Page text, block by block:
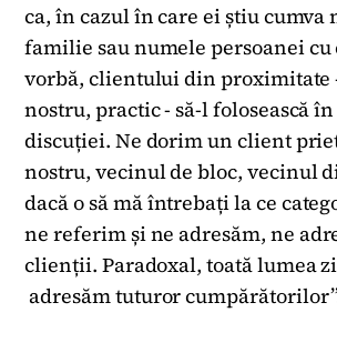
ca, în cazul în care ei știu cumva
familie sau numele persoanei cu
vorbă, clientului din proximitate
nostru, practic - să-l folosească
discuției. Ne dorim un client
nostru, vecinul de bloc, vecinul
dacă o să mă întrebați la ce
ne referim și ne adresăm, ne
clienții. Paradoxal, toată lumea
adresăm tuturor